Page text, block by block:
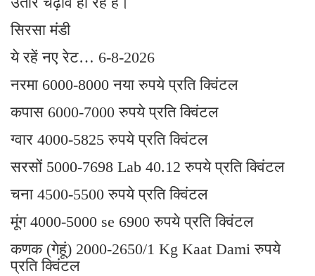
सिरसा मंडी
ये रहें नए रेट… 6-8-2026
नरमा 6000-8000 नया रुपये प्रति क्विंटल
कपास 6000-7000 रुपये प्रति क्विंटल
ग्वार 4000-5825 रुपये प्रति क्विंटल
सरसों 5000-7698 Lab 40.12 रुपये प्रति क्विंटल
चना 4500-5500 रुपये प्रति क्विंटल
मूंग 4000-5000 se 6900 रुपये प्रति क्विंटल
कणक (गेहूं) 2000-2650/1 Kg Kaat Dami रुपये
प्रति क्विंटल